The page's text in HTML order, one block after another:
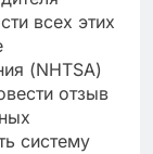
всех этих
(NHTSA)
отзыв
систему